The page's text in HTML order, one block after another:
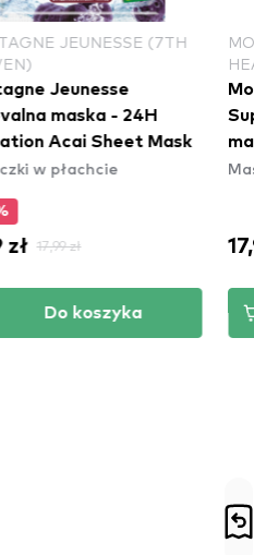
(7TH
- 24H
Sheet Mask
MONTAGNE
Montagne
Superfood
maska
płachcie z
Maseczki w